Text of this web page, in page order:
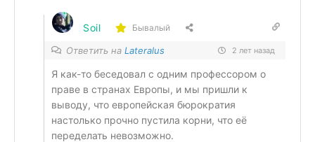
Soil Бывалый
Ответить на Lateralus 2 лет назад
Я как-то беседовал с одним профессором о
праве в странах Европы, и мы пришли к
выводу, что европейская бюрократия
настолько прочно пустила корни, что её
переделать невозможно.